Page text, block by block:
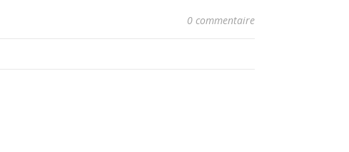
0 commentaire